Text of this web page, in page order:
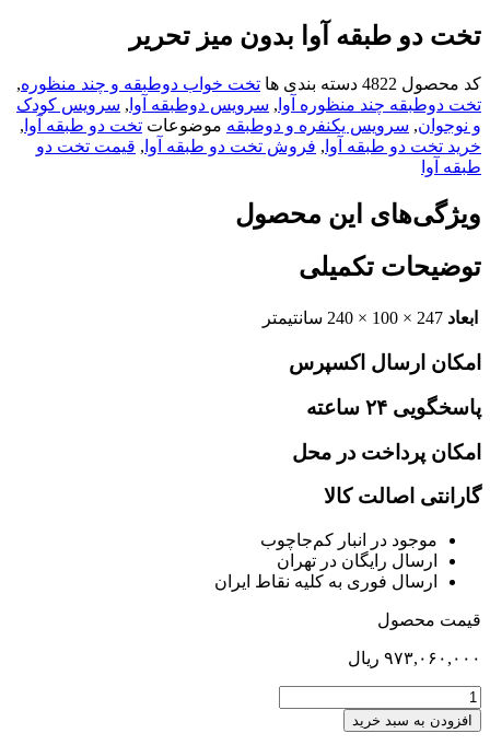
تخت دو طبقه آوا بدون میز تحریر
کد محصول 4822 دسته بندی ها تخت خواب دوطبقه و چند منظوره,
تخت دوطبقه چند منظوره آوا , سرویس دوطبقه آوا , سرویس کودک
و نوجوان, سرویس یکنفره و دوطبقه موضوعات تخت دو طبقه آوا ,
خرید تخت دو طبقه آوا , فروش تخت دو طبقه آوا , قیمت تخت دو
طبقه آوا
ویژگی‌های این محصول
توضیحات تکمیلی
ابعاد 247 × 100 × 240 سانتیمتر
امکان ارسال اکسپرس
پاسخگویی ۲۴ ساعته
امکان پرداخت در محل
گارانتی اصالت کالا
موجود در انبار کم‌‌جاچوب
ارسال رایگان در تهران
ارسال فوری به کلیه نقاط ایران
قیمت محصول
۹۷۳,۰۶۰,۰۰۰ ریال
تخت
دو
طبقه
افزودن به سبد خرید